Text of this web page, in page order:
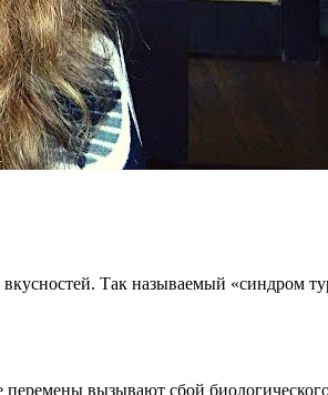
Так называемый «синдром
вызывают сбой